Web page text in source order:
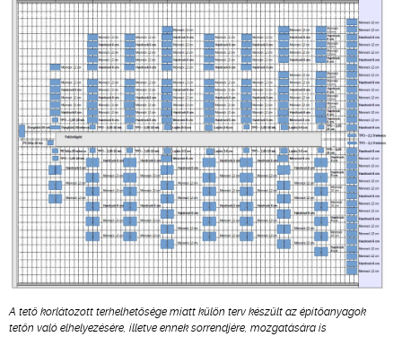
A tető korlátozott terhelhetősége miatt külön terv készült az építőanyagok
tetőn való elhelyezésére, illetve ennek sorrendjére, mozgatására is